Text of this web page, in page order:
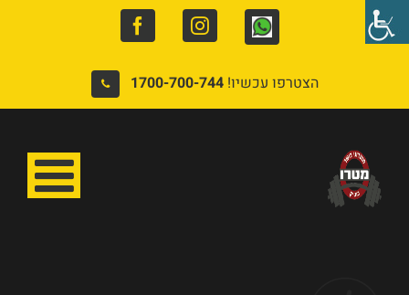
Whatsapp
Instagram
הצטרפו עכשיו!1700-700-744